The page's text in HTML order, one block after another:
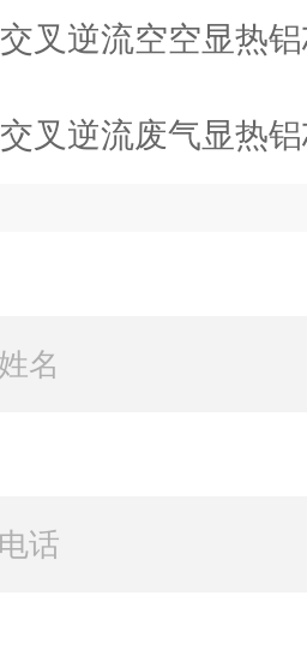
交叉逆流空空显热
交叉逆流废气显热